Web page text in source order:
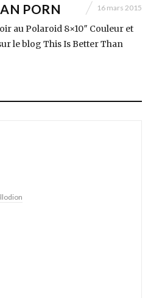
PORN 16 mars 2015
au Polaroid 8×10″ Couleur et
le blog This Is Better Than